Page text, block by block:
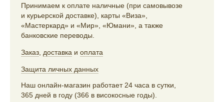
Принимаем к оплате наличные (при самовывозе
и курьерской доставке), карты «Виза»,
«Мастеркард» и «Мир», «Юмани», а также
банковские переводы.
Заказ доставка и оплата
Защита личных данных
Наш онлайн-магазин работает 24 часа в сутки,
365 дней в году (366 в високосные годы).